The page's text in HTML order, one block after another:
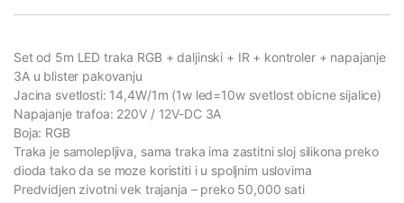
Set od 5m LED traka RGB + daljinski + IR + kontroler + napajanje
3A u blister pakovanju
Jacina svetlosti: 14,4W/1m (1w led=10w svetlost obicne sijalice)
Napajanje trafoa: 220V / 12V-DC 3A
Boja: RGB
Traka je samolepljiva, sama traka ima zastitni sloj silikona preko
dioda tako da se moze koristiti i u spoljnim uslovima
Predvidjen zivotni vek trajanja – preko 50,000 sati